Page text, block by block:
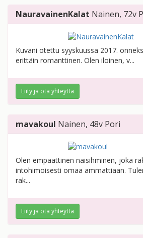
NauravainenKalat Nainen, 72v
Kuvani otettu syyskuussa 2017.
erittäin romanttinen. Olen iloinen, v...
Liity ja ota yhteyttä
mavakoul Nainen, 48v Pori
Olen empaattinen naisihminen, joka
intohimoisesti omaa ammattiaan.
rak...
Liity ja ota yhteyttä